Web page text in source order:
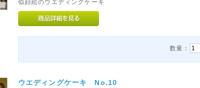
似顔絵のウエディングケーキ
数量：
ウエディングケーキ No.10